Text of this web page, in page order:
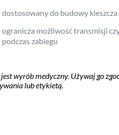
dostosowany do budowy kleszcza
ogranicza możliwość transmisji
podczas zabiegu
jest wyrób medyczny. Używaj go
lub etykietą.